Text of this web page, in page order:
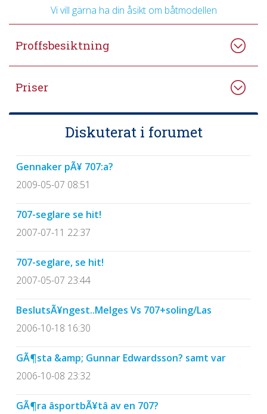
Vi vill gärna ha din åsikt om båtmodellen
Proffsbesiktning
Priser
Diskuterat i forumet
Gennaker pÃ¥ 707:a?
2009-05-07 08:51
707-seglare se hit!
2007-07-11 22:37
707-seglare, se hit!
2007-05-07 23:44
BeslutsÃ¥ngest..Melges Vs 707+soling/Las
2006-10-18 16:30
GÃ¶sta &amp; Gunnar Edwardsson? samt var
2006-10-08 23:32
GÃ¶ra âsportbÃ¥tâ av en 707?